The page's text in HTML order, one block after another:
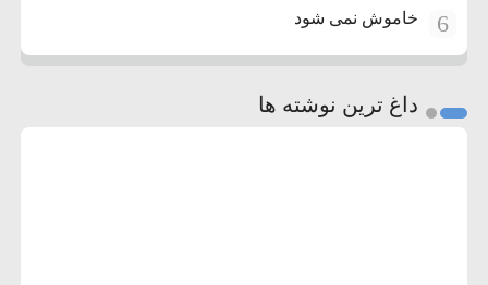
6 خاموش نمی شود
داغ ترین نوشته ها